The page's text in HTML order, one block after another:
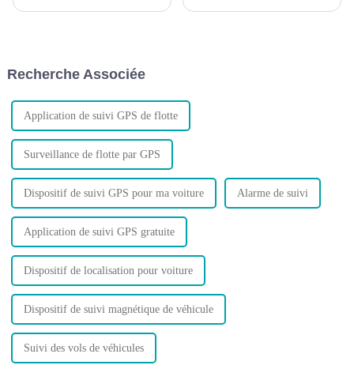
Recherche Associée
Application de suivi GPS de flotte
Surveillance de flotte par GPS
Dispositif de suivi GPS pour ma voiture Alarme de suivi
Application de suivi GPS gratuite
Dispositif de localisation pour voiture
Dispositif de suivi magnétique de véhicule
Suivi des vols de véhicules